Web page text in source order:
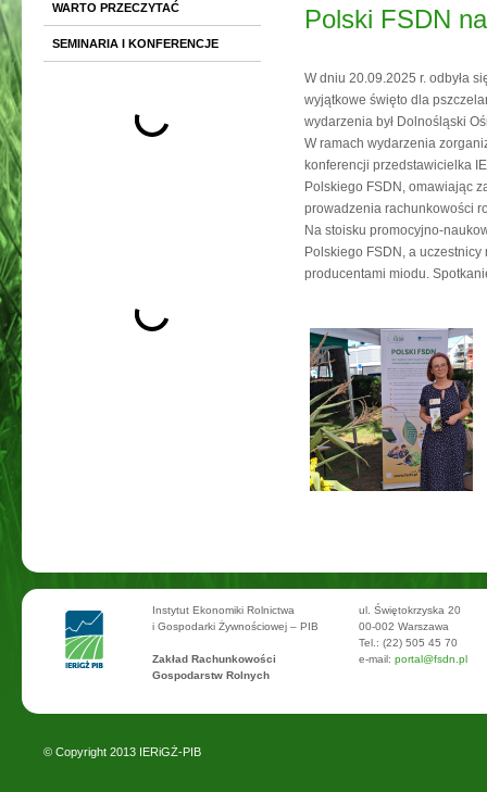
WARTO PRZECZYTAĆ
SEMINARIA I KONFERENCJE
Polski FSDN
W dniu 20.09.2025 r. odbyła
wyjątkowe święto dla
wydarzenia był Dolnośląski
W ramach wydarzenia
konferencji przedstawicielka
Polskiego FSDN, omawiając
prowadzenia rachunkowości
Na stoisku promocyjno-
Polskiego FSDN, a
producentami miodu.
Instytut Ekonomiki Rolnictwa
i Gospodarki Żywnościowej – PIB
Zakład Rachunkowości
Gospodarstw Rolnych
ul. Świętokrzyska 20
00-002 Warszawa
Tel.: (22) 505 45 70
e-mail: portal@fsdn.pl
© Copyright 2013 IERiGŻ-PIB